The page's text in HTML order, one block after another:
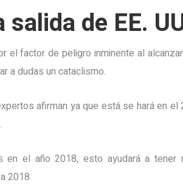
de EE.
factor de peligro inminente al
a dudas un cataclismo.
afirman ya que está se hará en el
en el año 2018, esto ayudará a
2018.